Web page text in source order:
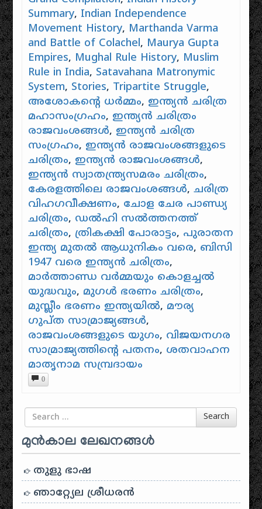
Summary, Indian Independence
Movement History, Marthanda Varma
and Battle of Colachel, Maurya Gupta
Empires, Mughal Rule History, Muslim
Rule in India, Satavahana Matronymic
System, Stories, Tripartite Struggle,
അശോകൻ്റെ ധർമ്മം, ഇന്ത്യൻ ചരിത്ര
മഹാസംഗ്രഹം, ഇന്ത്യൻ ചരിത്രം
രാജവംശങ്ങൾ, ഇന്ത്യൻ ചരിത്ര
സംഗ്രഹം, ഇന്ത്യൻ രാജവംശങ്ങളുടെ
ചരിത്രം, ഇന്ത്യൻ രാജവംശങ്ങൾ,
ഇന്ത്യൻ സ്വാതന്ത്ര്യസമരം ചരിത്രം,
കേരളത്തിലെ രാജവംശങ്ങൾ,ചരിത്ര
വിഹഗവീക്ഷണം, ചോള ചേര പാണ്ഡ്യ
ചരിത്രം, ഡൽഹി സൽത്തനത്ത്
ചരിത്രം, ത്രികക്ഷി പോരാട്ടം, പുരാതന
ഇന്ത്യ മുതൽ ആധുനികം വരെ, ബിസി
1947 വരെ ഇന്ത്യൻ ചരിത്രം,
മാർത്താണ്ഡ വർമ്മയും കൊളച്ചൽ
യുദ്ധവും, മുഗൾ ഭരണം ചരിത്രം,
മുസ്ലീം ഭരണം ഇന്ത്യയിൽ, മൗര്യ
ഗുപ്ത സാമ്രാജ്യങ്ങൾ,
രാജവംശങ്ങളുടെ യുഗം, വിജയനഗര
സാമ്രാജ്യത്തിൻ്റെ പതനം, ശതവാഹന
മാതൃനാമ സമ്പ്രദായം
0
Search for Search
മുൻകാല ലേഖനങ്ങൾ
തുളു ഭാഷ
ഞാറ്റ്യേല ശ്രീധരൻ